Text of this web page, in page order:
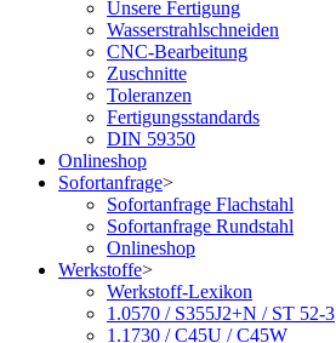
Unsere Fertigung
Wasserstrahlschneiden
CNC-Bearbeitung
Zuschnitte
Toleranzen
Fertigungsstandards
DIN 59350
Onlineshop
Sofortanfrage>
Sofortanfrage Flachstahl
Sofortanfrage Rundstahl
Onlineshop
Werkstoffe>
Werkstoff-Lexikon
1.0570 / S355J2+N / ST 52-3
1.1730 / C45U / C45W